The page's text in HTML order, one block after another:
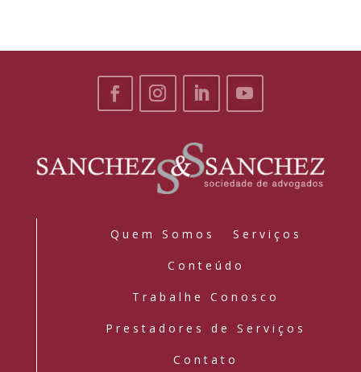
Quem Somos Serviços
Conteúdo
Trabalhe Conosco
Prestadores de Serviços
Contato